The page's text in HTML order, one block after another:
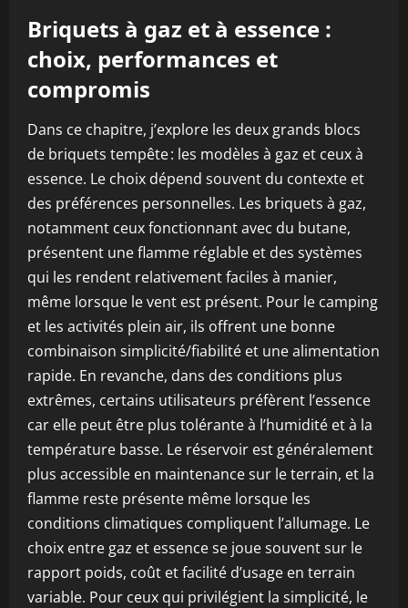
Briquets à gaz et à essence :
choix, performances et
compromis
Dans ce chapitre, j’explore les deux grands blocs
de briquets tempête : les modèles à gaz et ceux à
essence. Le choix dépend souvent du contexte et
des préférences personnelles. Les briquets à gaz,
notamment ceux fonctionnant avec du butane,
présentent une flamme réglable et des systèmes
qui les rendent relativement faciles à manier,
même lorsque le vent est présent. Pour le camping
et les activités plein air, ils offrent une bonne
combinaison simplicité/fiabilité et une alimentation
rapide. En revanche, dans des conditions plus
extrêmes, certains utilisateurs préfèrent l’essence
car elle peut être plus tolérante à l’humidité et à la
température basse. Le réservoir est généralement
plus accessible en maintenance sur le terrain, et la
flamme reste présente même lorsque les
conditions climatiques compliquent l’allumage. Le
choix entre gaz et essence se joue souvent sur le
rapport poids, coût et facilité d’usage en terrain
variable. Pour ceux qui privilégient la simplicité, le